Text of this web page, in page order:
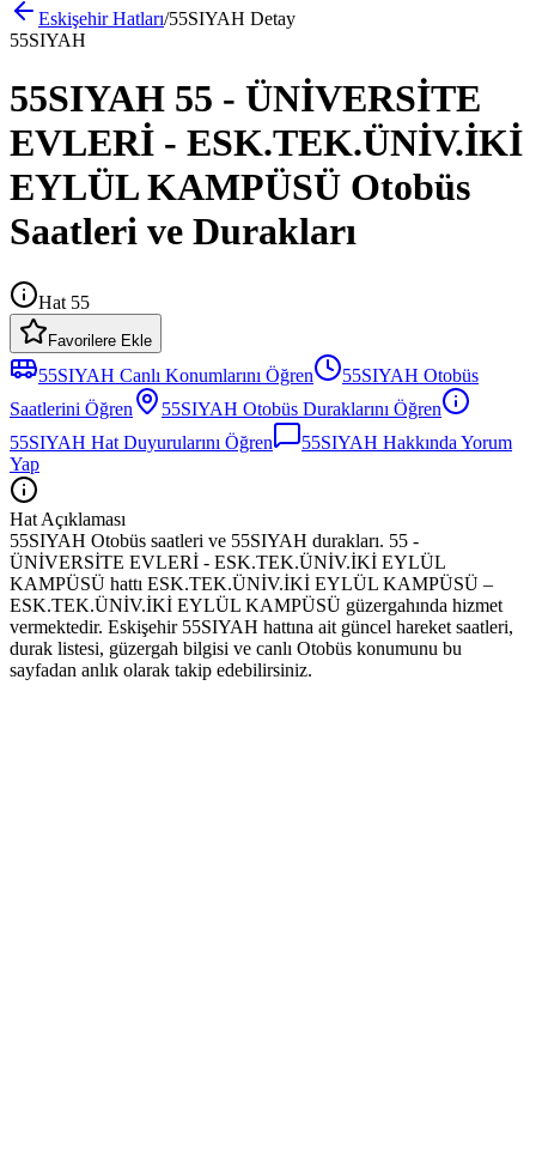
EskişehirHatları/55SIYAH Detay
55SIYAH
55SIYAH 55 - ÜNİVERSİTE
EVLERİ - ESK.TEK.ÜNİV.İKİ
EYLÜL KAMPÜSÜ Otobüs
Saatleri ve Durakları
Hat 55
Favorilere Ekle
55SIYAH Canlı Konumlarını Öğren 55SIYAH Otobüs
Saatlerini Öğren
55SIYAH Otobüs Duraklarını Öğren
55SIYAH Hat Duyurularını Öğren 55SIYAH Hakkında Yorum
Yap
Hat Açıklaması
55SIYAH Otobüs saatleri ve 55SIYAH durakları. 55 -
ÜNİVERSİTE EVLERİ - ESK.TEK.ÜNİV.İKİ EYLÜL
KAMPÜSÜ hattı ESK.TEK.ÜNİV.İKİ EYLÜL KAMPÜSÜ –
ESK.TEK.ÜNİV.İKİ EYLÜL KAMPÜSÜ güzergahında hizmet
vermektedir. Eskişehir 55SIYAH hattına ait güncel hareket saatleri,
durak listesi, güzergah bilgisi ve canlı Otobüs konumunu bu
sayfadan anlık olarak takip edebilirsiniz.